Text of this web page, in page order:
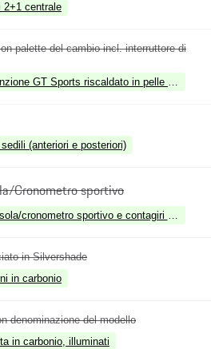
2+1 centrale
palette del cambio incl. interruttore di
GT Sports riscaldato in pelle con
(anteriori e posteriori)
Cronometro sportivo
cronometro sportivo e contagiri digitale
in Silvershade
in carbonio
denominazione del modello
in carbonio, illuminati